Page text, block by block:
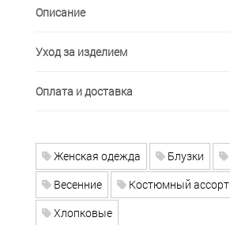
Описание
Уход за изделием
Оплата и доставка
Женская одежда Блузки
Весенние
Костюмный
Хлопковые